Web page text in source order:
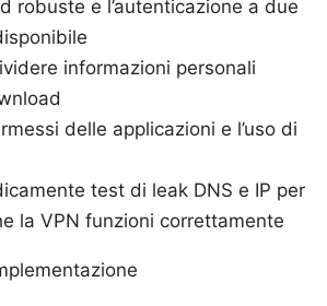
robuste e l’autenticazione a due
informazioni personali
delle applicazioni e l’uso di
test di leak DNS e IP per
la VPN funzioni correttamente